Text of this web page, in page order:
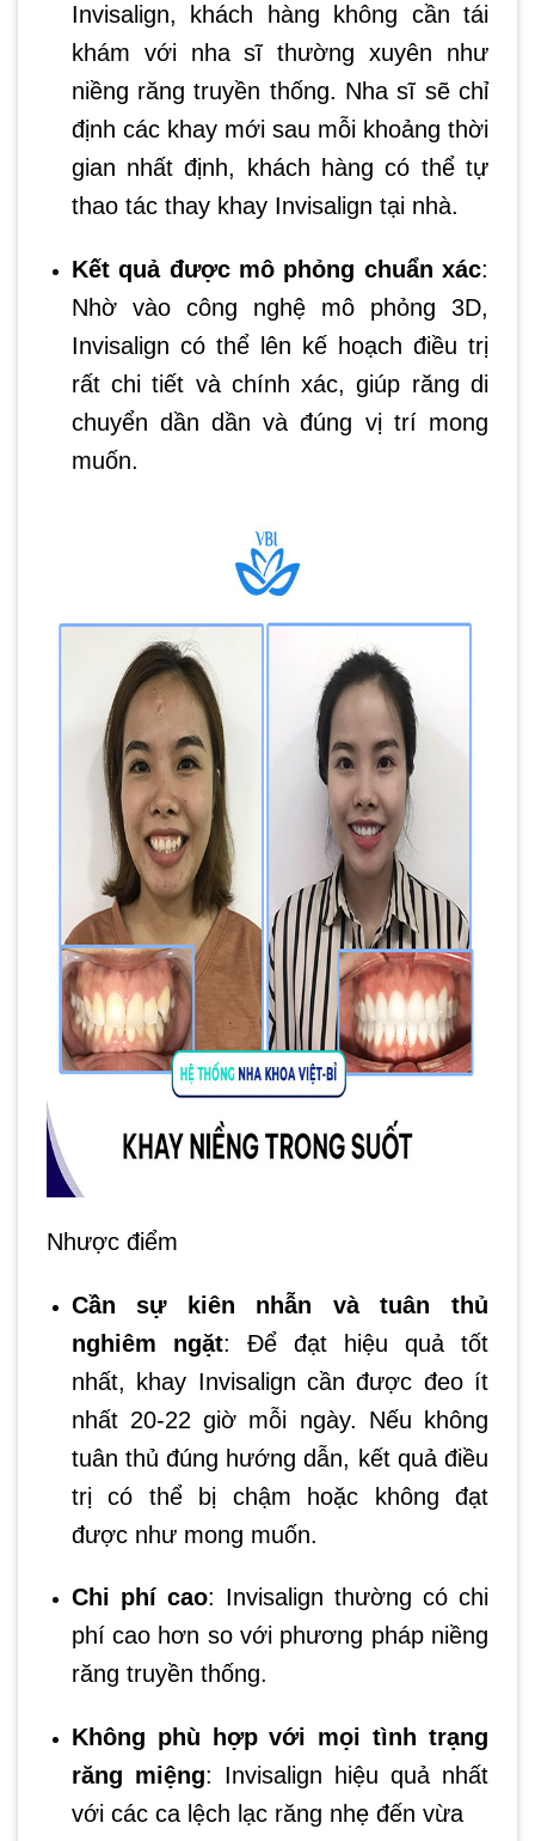
Invisalign, khách hàng không cần tái
khám với nha sĩ thường xuyên như
niềng răng truyền thống. Nha sĩ sẽ chỉ
định các khay mới sau mỗi khoảng thời
gian nhất định, khách hàng có thể tự
thao tác thay khay Invisalign tại nhà.
Kết quả được mô phỏng chuẩn xác:
Nhờ vào công nghệ mô phỏng 3D,
Invisalign có thể lên kế hoạch điều trị
rất chi tiết và chính xác, giúp răng di
chuyển dần dần và đúng vị trí mong
muốn.
Nhược điểm
Cần sự kiên nhẫn và tuân thủ
nghiêm ngặt: Để đạt hiệu quả tốt
nhất, khay Invisalign cần được đeo ít
nhất 20-22 giờ mỗi ngày. Nếu không
tuân thủ đúng hướng dẫn, kết quả điều
trị có thể bị chậm hoặc không đạt
được như mong muốn.
Chi phí cao: Invisalign thường có chi
phí cao hơn so với phương pháp niềng
răng truyền thống.
Không phù hợp với mọi tình trạng
răng miệng: Invisalign hiệu quả nhất
với các ca lệch lạc răng nhẹ đến vừa